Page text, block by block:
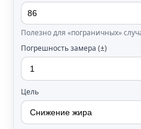
Полезно для «пограничных»
Погрешность замера (±)
Цель